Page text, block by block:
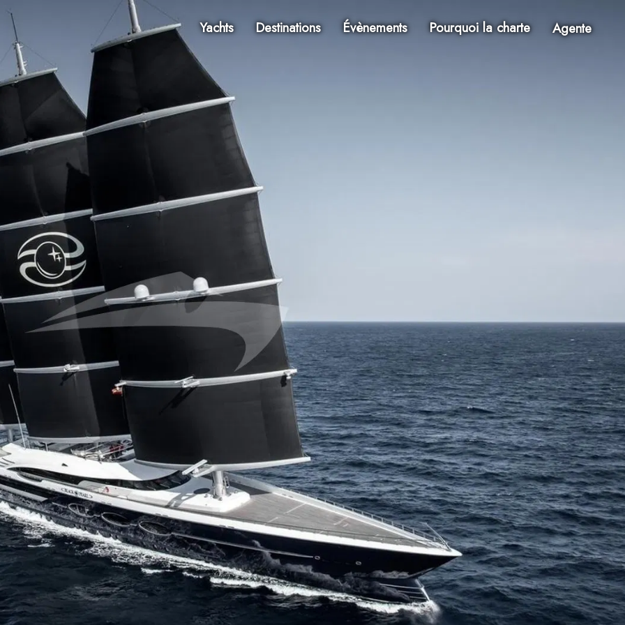
Yachts Destinations Évènements Pourquoi la charte Agente